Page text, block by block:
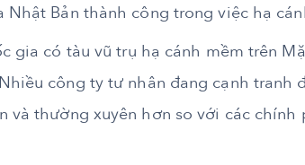
Nhật Bản thành công trong việc hạ
gia có tàu vũ trụ hạ cánh mềm trên
công ty tư nhân đang cạnh tranh
và thường xuyên hơn so với các chính